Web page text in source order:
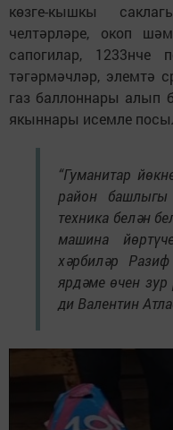
көзге-кышкы
челтәрләре, окоп
сапогилар, 1233нче
тәгәрмәчләр, элемтә
газ баллоннары алып
якыннары исемле
“Гуманитар
район
техника белән
машина
хәрбиләр
ярдәме өчен зур
ди Валентин